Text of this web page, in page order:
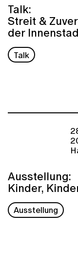
Talk:
Streit &
der
Talk
Ausstellung:
Kinder,
Ausstellung